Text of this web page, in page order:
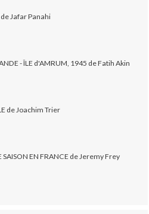
Jafar Panahi
- ÎLE d'AMRUM, 1945 de Fatih Akin
de Joachim Trier
SAISON EN FRANCE de Jeremy Frey